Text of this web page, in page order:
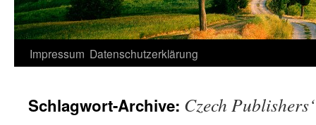
Zum
springen
Impressum Datenschutzerklärung
Schlagwort-Archive: Czech